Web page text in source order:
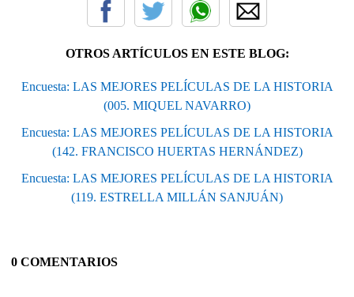
OTROS ARTÍCULOS EN ESTE BLOG:
Encuesta: LAS MEJORES PELÍCULAS DE LA HISTORIA
(005. MIQUEL NAVARRO)
Encuesta: LAS MEJORES PELÍCULAS DE LA HISTORIA
(142. FRANCISCO HUERTAS HERNÁNDEZ)
Encuesta: LAS MEJORES PELÍCULAS DE LA HISTORIA
(119. ESTRELLA MILLÁN SANJUÁN)
0 COMENTARIOS